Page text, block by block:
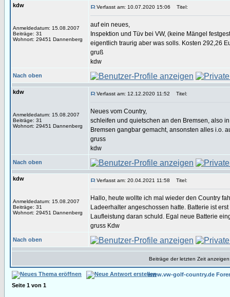
kdw
Anmeldedatum: 15.08.2007
Beiträge: 31
Wohnort: 29451 Dannenberg
Verfasst am: 10.07.2020 15:06 Titel:
auf ein neues,
Inspektion und Tüv bei VW, (keine Mängel
eigentlich traurig aber was solls. Kosten 292,26
gruß
kdw
Nach oben
kdw
Anmeldedatum: 15.08.2007
Beiträge: 31
Wohnort: 29451 Dannenberg
Verfasst am: 12.12.2020 11:52 Titel:
Neues vom Country,
schleifen und quietschen an den Bremsen, also
Bremsen gangbar gemacht, ansonsten alles i.o.
gruss
kdw
Nach oben
kdw
Anmeldedatum: 15.08.2007
Beiträge: 31
Wohnort: 29451 Dannenberg
Verfasst am: 20.04.2021 11:58 Titel:
Hallo, heute wollte ich mal wieder den Country
Ladeerhalter angeschossen hatte. Batterie ist
Laufleistung daran schuld. Egal neue Batterie
gruss Kdw
Nach oben
Beiträge der letzten Zeit
www.vw-golf-country.de
Seite 1 von 1